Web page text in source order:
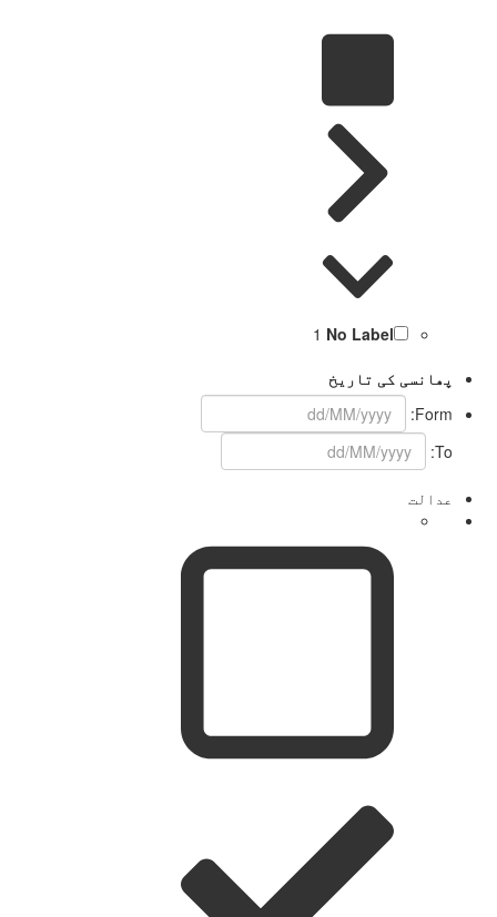
No Label
1
پھانسی کی تاریخ
Form:
عدالت